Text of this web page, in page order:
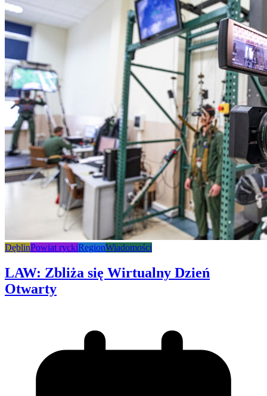
DęblinPowiat ryckiRegionWiadomości
LAW: Zbliża się Wirtualny Dzień
Otwarty